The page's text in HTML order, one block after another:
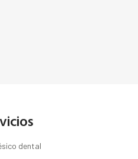
dental